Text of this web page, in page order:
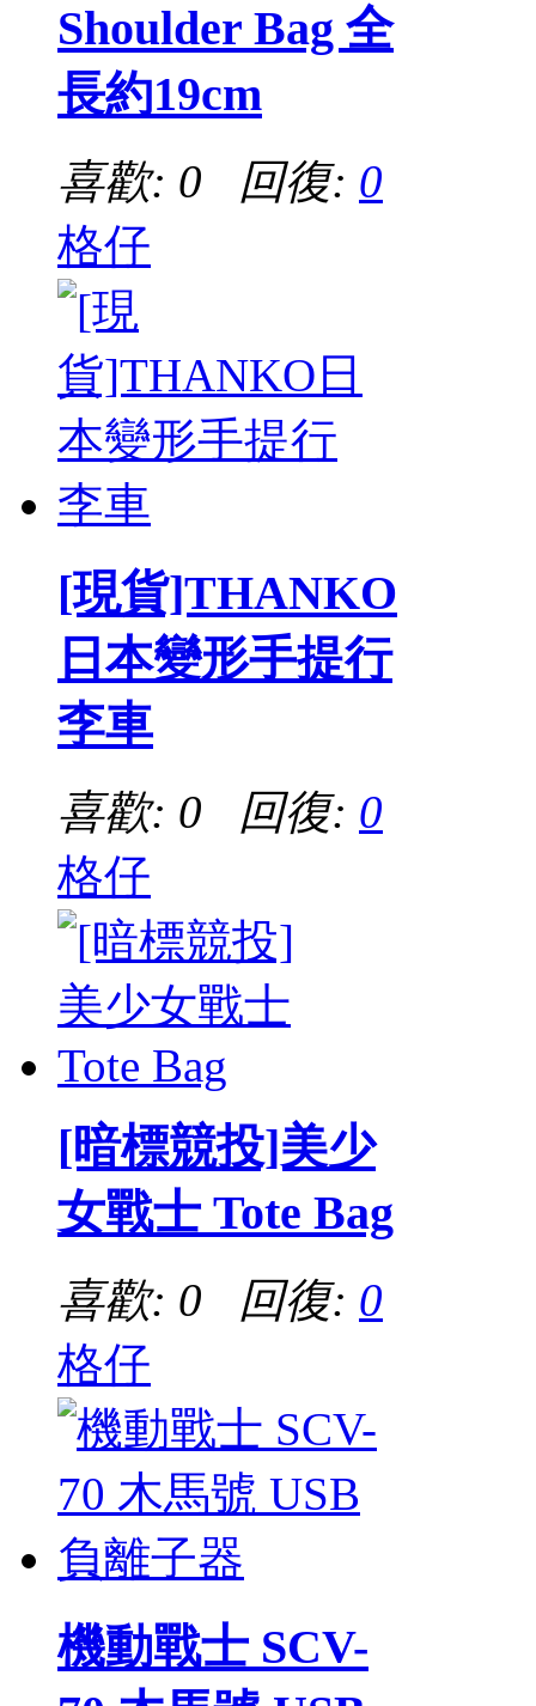
Shoulder Bag 全
長約19cm
喜歡: 0 回復: 0
格仔
[現貨]THANKO
日本變形手提行
李車
喜歡: 0 回復: 0
格仔
[暗標競投]美少
女戰士 Tote Bag
喜歡: 0 回復: 0
格仔
機動戰士 SCV-